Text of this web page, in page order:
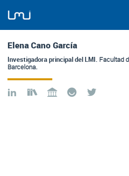
Elena Cano García
Investigadora principal del LMI. Facultad
Barcelona.